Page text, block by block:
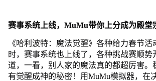
赛事系统上线，MuMu带你上分成为殿堂
《哈利波特：魔法觉醒》各种给力春节活
时，赛事系统也上线了，各种挑战赛顺势
道，一看，别人家的魔法真的都超厉害。
有觉醒成神的秘密！用MuMu模拟器，在